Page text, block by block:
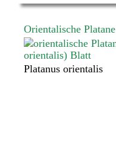
Orientalische Platane
Platanus orientalis